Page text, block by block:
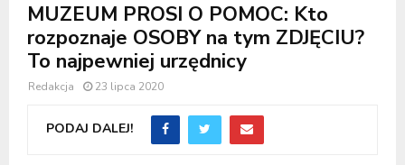
MUZEUM PROSI O POMOC: Kto
rozpoznaje OSOBY na tym ZDJĘCIU?
To najpewniej urzędnicy
Redakcja 23 lipca 2020
PODAJ DALEJ!